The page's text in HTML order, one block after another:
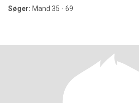
Søger: Mand 35 - 69